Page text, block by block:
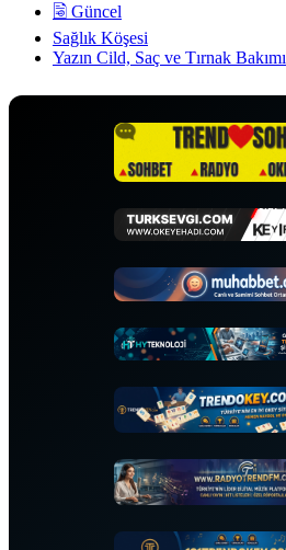
🗟 Güncel
Sağlık Köşesi
Yazın Cild, Saç ve Tırnak Bakımı